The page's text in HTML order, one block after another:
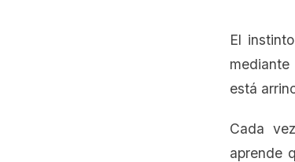
El
está
Cada
aprende